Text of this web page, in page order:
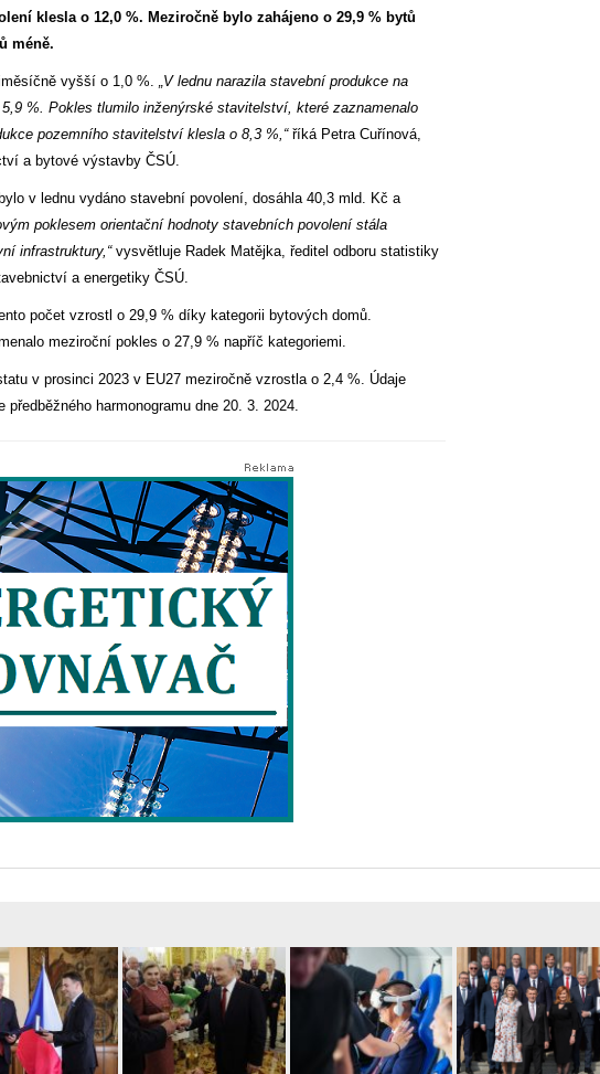
klesla o 12,0 %. Meziročně bylo zahájeno o 29,9 % bytů
méně.
vyšší o 1,0 %. „V lednu narazila stavební produkce na
%. Pokles tlumilo inženýrské stavitelství, které zaznamenalo
pozemního stavitelství klesla o 8,3 %,“ říká Petra Cuřínová,
a bytové výstavby ČSÚ.
v lednu vydáno stavební povolení, dosáhla 40,3 mld. Kč a
poklesem orientační hodnoty stavebních povolení stála
infrastruktury,“ vysvětluje Radek Matějka, ředitel odboru statistiky
a energetiky ČSÚ.
počet vzrostl o 29,9 % díky kategorii bytových domů.
meziroční pokles o 27,9 % napříč kategoriemi.
v prosinci 2023 v EU27 meziročně vzrostla o 2,4 %. Údaje
harmonogramu dne 20. 3. 2024.